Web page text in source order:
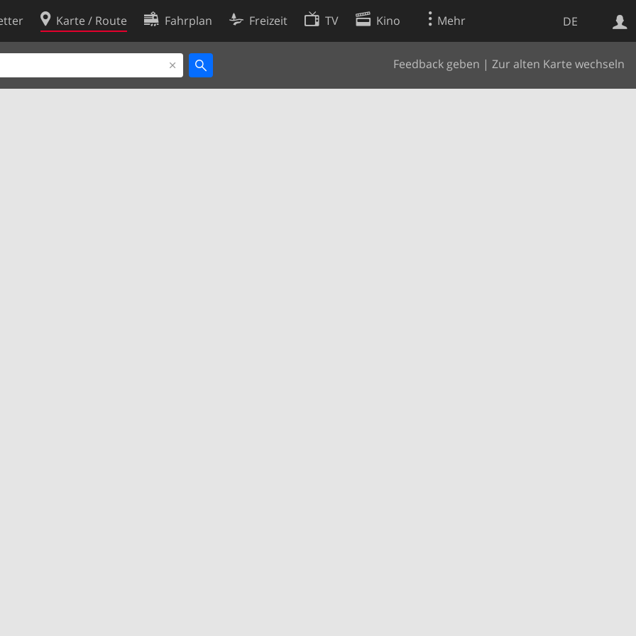
DE
Karte / Route Fahrplan Freizeit TV Kino Mehr
Feedback geben | Zur alten Karte wechseln
Websuche
Cookie-Richtlinie
Cookie-Einstellungen